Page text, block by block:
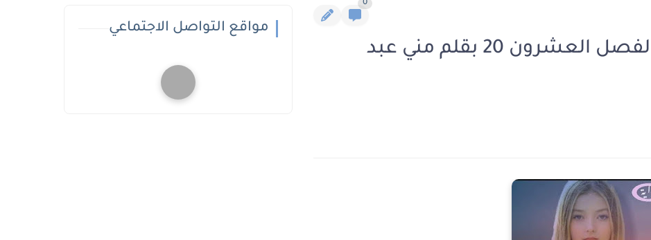
0
رواية زهور بنت سلسبيل الفصل العشرون 20 بقلم مني عبد
مواقع التواصل الاجتماعي